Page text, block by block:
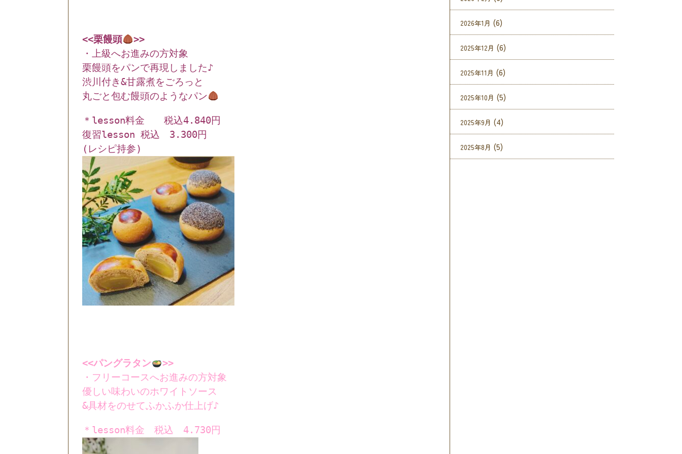
<<栗饅頭
>>
・上級へお進みの方対象
栗饅頭をパンで再現しました♪
渋川付き&甘露煮をごろっと
丸ごと包む饅頭のようなパン
＊lesson料金 税込4.840円
復習lesson 税込 3.300円
(レシピ持参)
<<パングラタン
>>
・フリーコースへお進みの方対象
優しい味わいのホワイトソース
&具材をのせてふかふか仕上げ♪
＊lesson料金 税込 4.730円
2026年1月 (6)
2025年12月 (6)
2025年11月 (6)
2025年10月 (5)
2025年9月 (4)
2025年8月 (5)